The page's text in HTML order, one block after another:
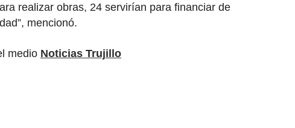
realizar obras, 24 servirían para financiar de
mencionó.
medio Noticias Trujillo